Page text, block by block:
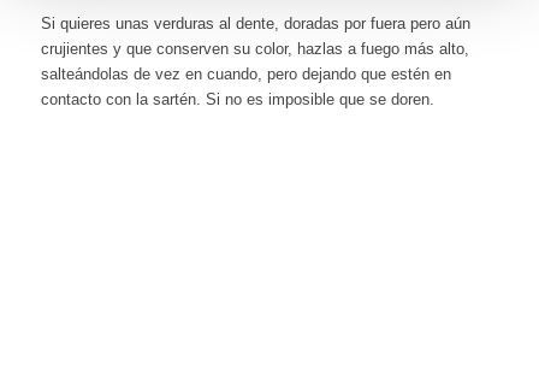
Si quieres unas verduras al dente, doradas por fuera pero aún
crujientes y que conserven su color, hazlas a fuego más alto,
salteándolas de vez en cuando, pero dejando que estén en
contacto con la sartén. Si no es imposible que se doren.